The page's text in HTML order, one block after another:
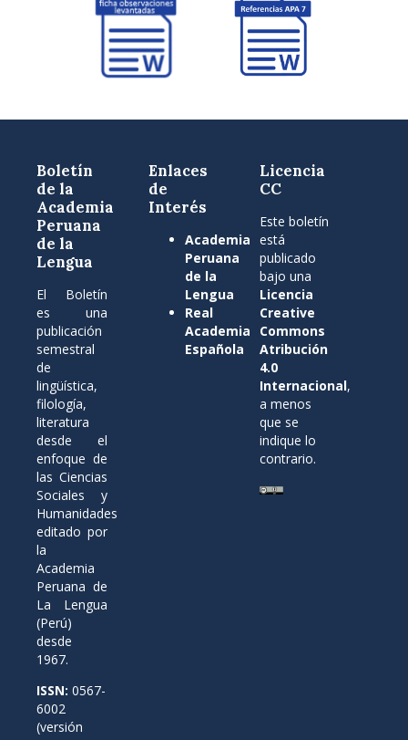
Boletín
de la
Academia
Peruana
de la
Lengua
El Boletín
es una
publicación
semestral
de
lingüística,
filología,
literatura
desde el
enfoque de
las Ciencias
Sociales y
Humanidades
editado por
la
Academia
Peruana de
La Lengua
(Perú)
desde
1967.
ISSN: 0567-
6002
(versión
Enlaces
de
Interés
Academia
Peruana
de la
Lengua
Real
Academia
Española
Licencia
CC
Este boletín
está
publicado
bajo una
Licencia
Creative
Commons
Atribución
4.0
Internacional,
a menos
que se
indique lo
contrario.